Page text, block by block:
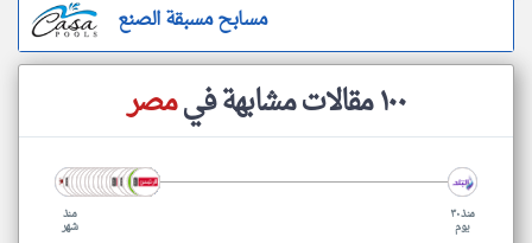
مسابح مسبقة الصنع
١٠٠ مقالات مشابهة في مصر
منذ
شهر
منذ ٣٠
يوم